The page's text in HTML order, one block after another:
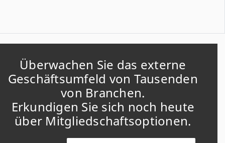
Überwachen Sie das externe
Geschäftsumfeld von Tausenden
von Branchen.
Erkundigen Sie sich noch heute
über Mitgliedschaftsoptionen.